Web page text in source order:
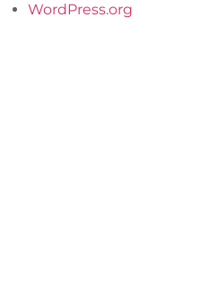
WordPress.org